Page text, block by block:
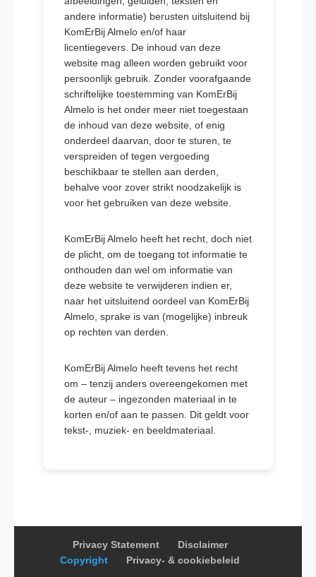
andere informatie) berusten uitsluitend bij
KomErBij Almelo en/of haar
licentiegevers. De inhoud van deze
website mag alleen worden gebruikt voor
persoonlijk gebruik. Zonder voorafgaande
schriftelijke toestemming van KomErBij
Almelo is het onder meer niet toegestaan
de inhoud van deze website, of enig
onderdeel daarvan, door te sturen, te
verspreiden of tegen vergoeding
beschikbaar te stellen aan derden,
behalve voor zover strikt noodzakelijk is
voor het gebruiken van deze website.
KomErBij Almelo heeft het recht, doch niet
de plicht, om de toegang tot informatie te
onthouden dan wel om informatie van
deze website te verwijderen indien er,
naar het uitsluitend oordeel van KomErBij
Almelo, sprake is van (mogelijke) inbreuk
op rechten van derden.
KomErBij Almelo heeft tevens het recht
om – tenzij anders overeengekomen met
de auteur – ingezonden materiaal in te
korten en/of aan te passen. Dit geldt voor
tekst-, muziek- en beeldmateriaal.
Privacy Statement
Disclaimer
Copyright
Privacy- & cookiebeleid